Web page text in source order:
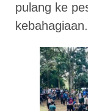
pulang ke
kebahagiaan.